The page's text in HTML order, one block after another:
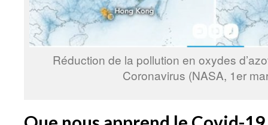
Réduction de la pollution en oxydes
Coronavirus (NASA, 1er